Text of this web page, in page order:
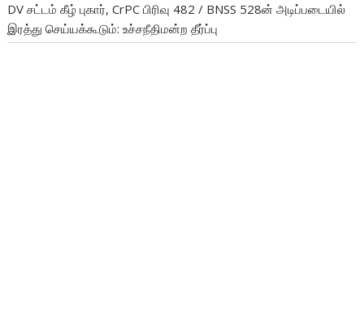
DV சட்டம் கீழ் புகார், CrPC பிரிவு 482 / BNSS 528ன் அடிப்படையில்
இரத்து செய்யக்கூடும்: உச்சநீதிமன்ற தீர்ப்பு